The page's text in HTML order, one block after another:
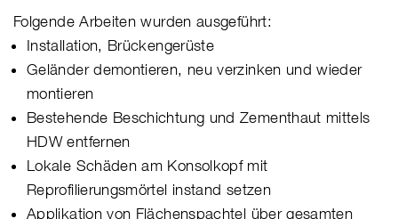
Folgende Arbeiten wurden ausgeführt:
Installation, Brückengerüste
Geländer demontieren, neu verzinken und wieder
montieren
Bestehende Beschichtung und Zementhaut mittels
HDW entfernen
Lokale Schäden am Konsolkopf mit
Reprofilierungsmörtel instand setzen
Applikation von Flächenspachtel über gesamten